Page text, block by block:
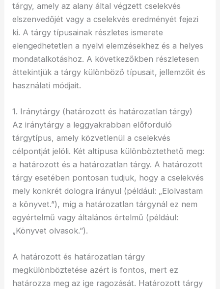
tárgy, amely az alany által végzett cselekvés
elszenvedőjét vagy a cselekvés eredményét fejezi
ki. A tárgy típusainak részletes ismerete
elengedhetetlen a nyelvi elemzésekhez és a helyes
mondatalkotáshoz. A következőkben részletesen
áttekintjük a tárgy különböző típusait, jellemzőit és
használati módjait.
1. Iránytárgy (határozott és határozatlan tárgy)
Az iránytárgy a leggyakrabban előforduló
tárgytípus, amely közvetlenül a cselekvés
célpontját jelöli. Két altípusa különböztethető meg:
a határozott és a határozatlan tárgy. A határozott
tárgy esetében pontosan tudjuk, hogy a cselekvés
mely konkrét dologra irányul (például: „Elolvastam
a könyvet.”), míg a határozatlan tárgynál ez nem
egyértelmű vagy általános értelmű (például:
„Könyvet olvasok.”).
A határozott és határozatlan tárgy
megkülönböztetése azért is fontos, mert ez
határozza meg az ige ragozását. Határozott tárgy